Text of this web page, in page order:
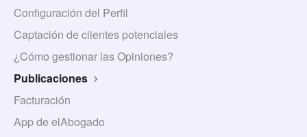
Configuración del Perfil
Captación de clientes potenciales
¿Cómo gestionar las Opiniones?
Publicaciones
Facturación
App de elAbogado